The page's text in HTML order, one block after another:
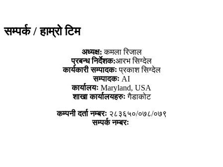
सम्पर्क / हाम्रो टिम
अध्यक्ष:कमला रिजाल
प्रबन्ध निर्देशक:आरभ सिग्देल
कार्यकारी सम्पादकःप्रकाश सिग्देल
सम्पादकः AI
कार्यालयः Maryland, USA
शाखा कार्यालयहरुःगैडाकोट
कम्पनी दर्ता नम्बरः२८३६५०/०७८/०७९
सम्पर्क नम्बरः